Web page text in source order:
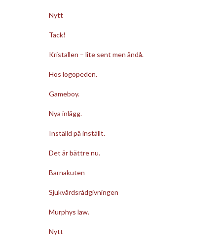
Nytt
Tack!
Kristallen – lite sent men ändå.
Hos logopeden.
Gameboy.
Nya inlägg.
Inställd på inställt.
Det är bättre nu.
Barnakuten
Sjukvårdsrådgivningen
Murphys law.
Nytt